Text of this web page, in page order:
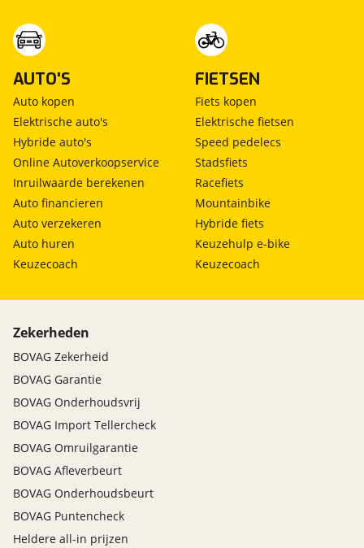
AUTO'S
Auto kopen
Elektrische auto's
Hybride auto's
Online Autoverkoopservice
Inruilwaarde berekenen
Auto financieren
Auto verzekeren
Auto huren
Keuzecoach
FIETSEN
Fiets kopen
Elektrische fietsen
Speed pedelecs
Stadsfiets
Racefiets
Mountainbike
Hybride fiets
Keuzehulp e-bike
Keuzecoach
Zekerheden
BOVAG Zekerheid
BOVAG Garantie
BOVAG Onderhoudsvrij
BOVAG Import Tellercheck
BOVAG Omruilgarantie
BOVAG Afleverbeurt
BOVAG Onderhoudsbeurt
BOVAG Puntencheck
Heldere all-in prijzen